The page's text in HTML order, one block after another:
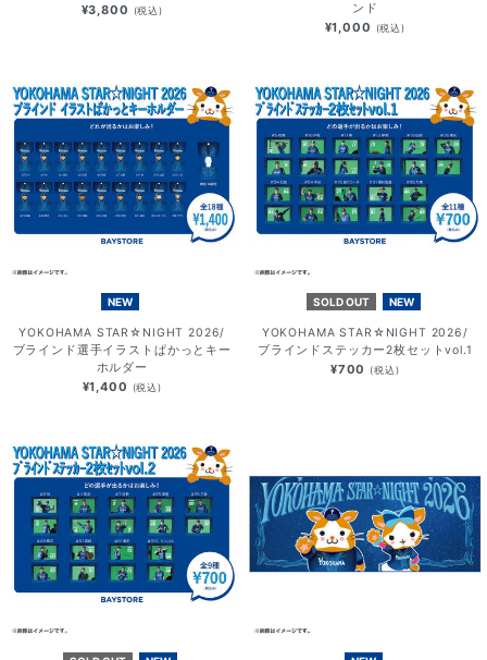
¥3,800 (税込)
ンド
¥1,000 (税込)
NEW
YOKOHAMA STAR☆NIGHT 2026/
ブラインド選手イラストぱかっとキー
ホルダー
¥1,400 (税込)
SOLD OUT NEW
YOKOHAMA STAR☆NIGHT 2026/
ブラインドステッカー2枚セットvol.1
¥700 (税込)